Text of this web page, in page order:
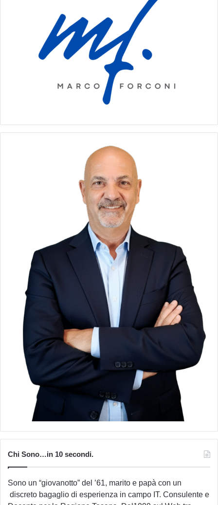
Chi Sono…in 10 secondi.
Sono un “giovanotto” del ’61, marito e papà con un
discreto bagaglio di esperienza in campo IT. Consulente e